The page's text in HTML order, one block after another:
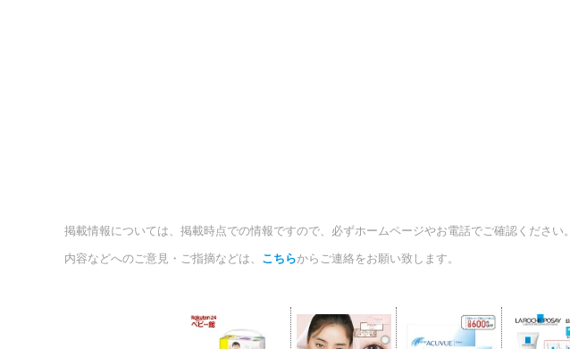
掲載情報については、掲載時点での情報ですので、必ずホームページやお電話でご確認ください。
内容などへのご意見・ご指摘などは、 こちらからご連絡をお願い致します。